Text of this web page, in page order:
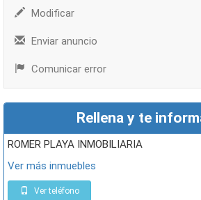
Modificar
Enviar anuncio
Comunicar error
Rellena y te
ROMER PLAYA INMOBILIARIA
Ver más inmuebles
Ver teléfono